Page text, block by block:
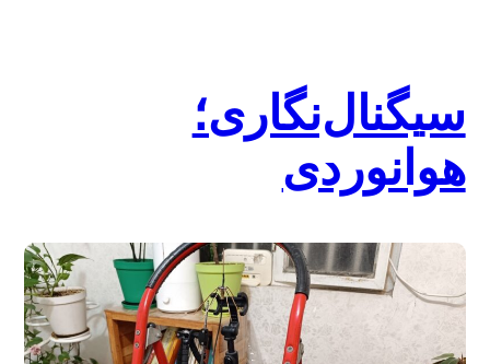
سیگنال‌نگاری؛
هوانوردی